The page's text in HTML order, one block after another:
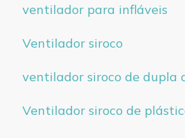
ventilador para infláveis
Ventilador siroco
ventilador siroco de dupla
Ventilador siroco de